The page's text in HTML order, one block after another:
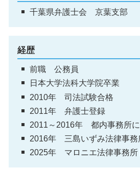
千葉県弁護士会 京葉支部
経歴
前職 公務員
日本大学法科大学院卒業
2010年 司法試験合格
2011年 弁護士登録
2011～2016年 都内事務所
2016年 三島いずみ法律事務
2025年 マロニエ法律事務所